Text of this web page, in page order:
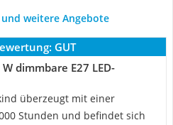
weitere Angebote
GUT
dimmbare E27 LED-
überzeugt mit einer
Stunden und befindet sich